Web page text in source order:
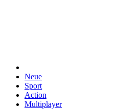
Neue
Sport
Action
Multiplayer